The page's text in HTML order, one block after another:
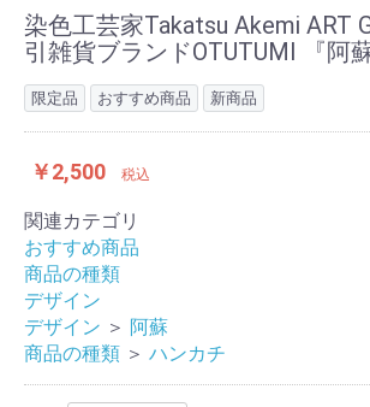
染色工芸家Takatsu Akemi ART
引雑貨ブランドOTUTUMI 『阿蘇
限定品 おすすめ商品 新商品
￥2,500 税込
関連カテゴリ
おすすめ商品
商品の種類
デザイン
デザイン ＞ 阿蘇
商品の種類 ＞ ハンカチ